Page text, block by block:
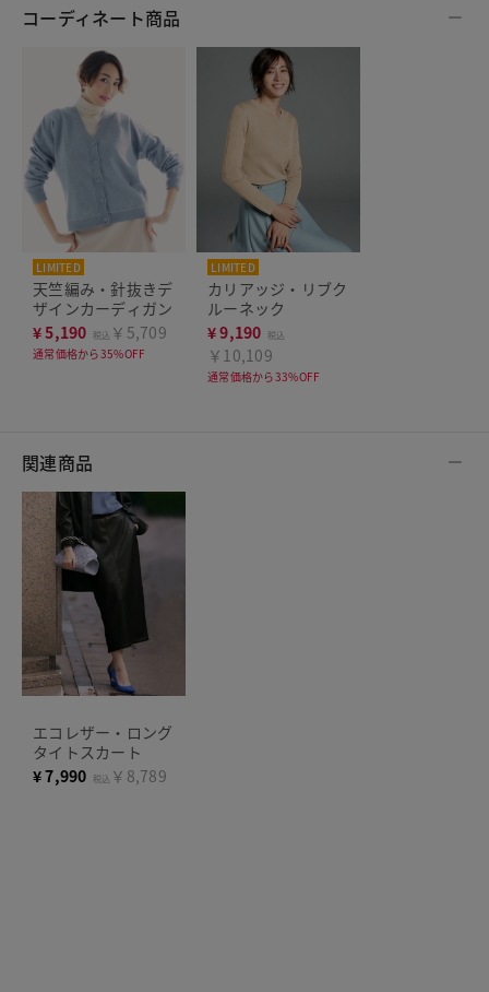
コーディネート商品
LIMITED
天竺編み・針抜きデ
ザインカーディガン
¥5,190 税込 ￥5,709
通常価格から35%OFF
LIMITED
カリアッジ・リブク
ルーネック
¥9,190 税込
￥10,109
通常価格から33%OFF
関連商品
エコレザー・ロング
タイトスカート
¥7,990 税込 ￥8,789